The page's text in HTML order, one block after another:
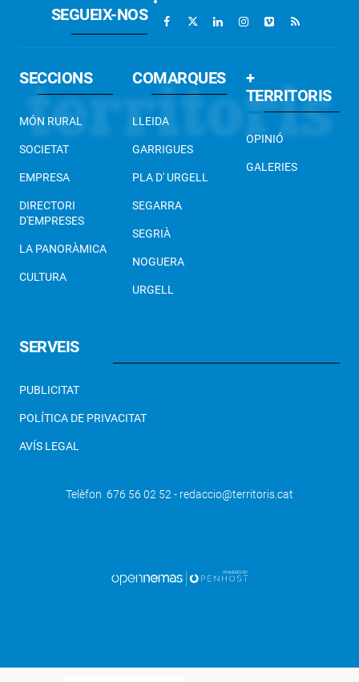
SEGUEIX-NOS
SECCIONS
MÓN RURAL
SOCIETAT
EMPRESA
DIRECTORI
D'EMPRESES
LA PANORÀMICA
CULTURA
COMARQUES
LLEIDA
GARRIGUES
PLA D' URGELL
SEGARRA
SEGRIÀ
NOGUERA
URGELL
+
TERRITORIS
OPINIÓ
GALERIES
SERVEIS
PUBLICITAT
POLÍTICA DE PRIVACITAT
AVÍS LEGAL
Telèfon 676 56 02 52 - redaccio@territoris.cat